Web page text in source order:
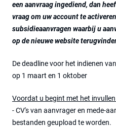
een aanvraag ingediend, dan
vraag om uw account te
subsidieaanvragen waarbij u
op de nieuwe website
De deadline voor het indienen
op 1 maart en 1 oktober
Voordat u begint met het
- CV's van aanvrager en mede-
bestanden geupload te worden.